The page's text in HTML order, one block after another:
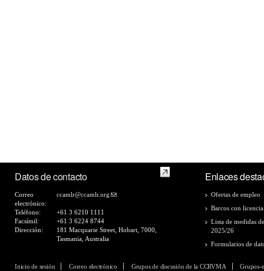
Datos de contacto
Correo
electrónico:
ccamlr@ccamlr.org
Teléfono:
+61 3 6210 1111
Facsímil:
+61 3 6224 8744
Dirección:
181 Macquarie Street, Hobart, 7000,
Tasmania, Australia
Enlaces
Ofertas de empleo
Barcos con
Lista de medidas
2025/26
Formularios de
Inicio de sesión Correo electrónico Grupos de discusión de la CCRVMA
Grupos-